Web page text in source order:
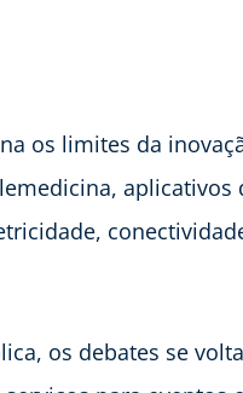
os limites da
os debates se